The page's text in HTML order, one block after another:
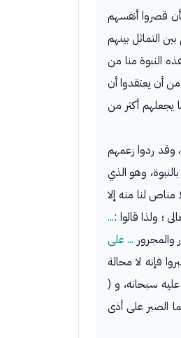
قصروا أنفسهم
التماثل بينهم
النبوة منا من
من أن يعتقدوا أن
يجعلهم أكثر من
وقد ردوا زعمهم
وهو الذي
مناص لنا منه إلا
؛ ولذا قالوا :...
والمجرور ... على
فإنه لا محالة
عليه سبحانه، و (
الصبر على أذى